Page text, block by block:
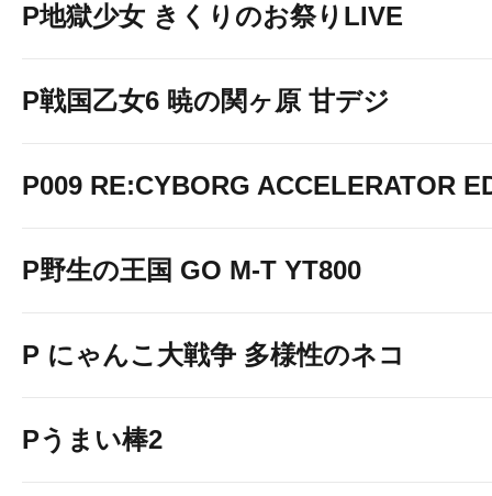
P地獄少女 きくりのお祭りLIVE
P戦国乙女6 暁の関ヶ原 甘デジ
P009 RE:CYBORG ACCELERATOR
P野生の王国 GO M-T YT800
P にゃんこ大戦争 多様性のネコ
Pうまい棒2